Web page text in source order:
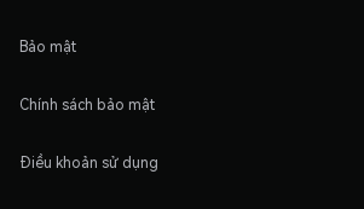
Bảo mật
Chính sách bảo mật
Điều khoản sử dụng